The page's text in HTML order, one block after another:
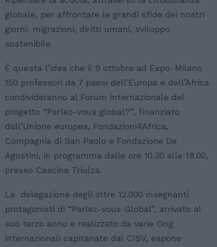
globale, per affrontare le grandi sfide dei nostri
giorni: migrazioni, diritti umani, sviluppo
sostenibile.
È questa l’idea che il 9 ottobre ad Expo-Milano
150 professori da 7 paesi dell’Europa e dell’Africa
condivideranno al Forum internazionale del
progetto “Parlez-vous global?”, finanziato
dall’Unione europea, Fondazioni4Africa,
Compagnia di San Paolo e Fondazione De
Agostini, in programma dalle ore 10.30 alle 18.00,
presso Cascina Triulza.
La delegazione degli oltre 12.000 insegnanti
protagonisti di “Parlez-vous Global”, arrivato al
suo terzo anno e realizzato da varie Ong
internazionali capitanate dal CISV, espone